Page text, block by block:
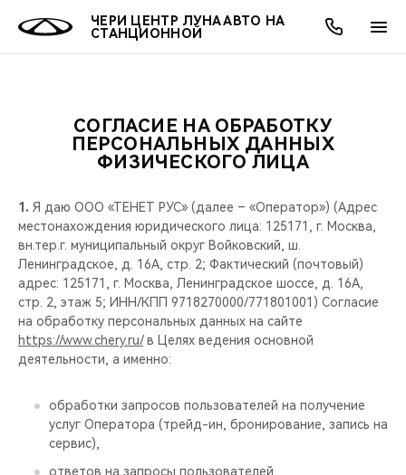
ЧЕРИ ЦЕНТР ЛУНА АВТО НА
СТАНЦИОННОЙ
МОДЕЛИ
КРОССОВЕРЫ
СЕДАНЫ
НОВИНКИ
ПОКУПАТЕЛЯМ
КРЕДИТ И СТРАХОВАНИЕ
ВЛАДЕЛЬЦАМ
ЗАПЧАСТИ И АКСЕССУАРЫ
ПОДДЕРЖКА
CHERY CONNECT
МИР CHERY
О БРЕНДЕ
CHERY В СОЦСЕТЯХ
ЛЮДИ CHERY
БЛАГОТВОРИТЕЛЬНОСТЬ
CHERY REMOTE
CHERY И СПОРТ
АКЦИИ
ОНЛАЙН СЕРВИСЫ
КРЕДИТ
О КОМПАНИИ
МЫ В СОЦСЕТЯХ
СОГЛАСИЕ НА ОБРАБОТКУ
ПЕРСОНАЛЬНЫХ ДАННЫХ
ФИЗИЧЕСКОГО ЛИЦА
1. Я даю ООО «ТЕНЕТ РУС» (далее – «Оператор») (Адрес
местонахождения юридического лица: 125171, г. Москва,
вн.тер.г. муниципальный округ Войковский, ш.
Ленинградское, д. 16А, стр. 2; Фактический (почтовый)
адрес: 125171, г. Москва, Ленинградское шоссе, д. 16А,
стр. 2, этаж 5; ИНН/КПП 9718270000/771801001) Согласие
на обработку персональных данных на сайте
https://www.chery.ru/в Целях ведения основной
деятельности, а именно:
обработки запросов пользователей на получение
услуг Оператора (трейд-ин, бронирование, запись на
сервис),
ответов на запросы пользователей,